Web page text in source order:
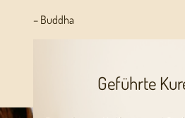
– Buddha
Geführte